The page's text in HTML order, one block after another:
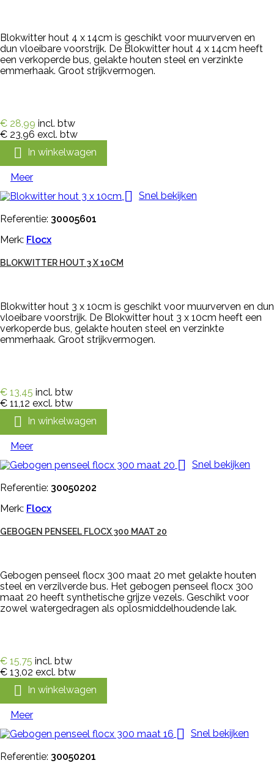
Blokwitter hout 4 x 14cm is geschikt voor muurverven en
dun vloeibare voorstrijk. De Blokwitter hout 4 x 14cm heeft
een verkoperde bus, gelakte houten steel en verzinkte
emmerhaak. Groot strijkvermogen.
€ 28,99 incl. btw
€ 23,96 excl. btw
 In winkelwagen
Meer
 Snel bekijken
Referentie: 30005601
Merk: Flocx
BLOKWITTER HOUT 3 X 10CM
Blokwitter hout 3 x 10cm is geschikt voor muurverven en dun
vloeibare voorstrijk. De Blokwitter hout 3 x 10cm heeft een
verkoperde bus, gelakte houten steel en verzinkte
emmerhaak. Groot strijkvermogen.
€ 13,45 incl. btw
€ 11,12 excl. btw
 In winkelwagen
Meer
 Snel bekijken
Referentie: 30050202
Merk: Flocx
GEBOGEN PENSEEL FLOCX 300 MAAT 20
Gebogen penseel flocx 300 maat 20 met gelakte houten
steel en verzilverde bus. Het gebogen penseel flocx 300
maat 20 heeft synthetische grijze vezels. Geschikt voor
zowel watergedragen als oplosmiddelhoudende lak.
€ 15,75 incl. btw
€ 13,02 excl. btw
 In winkelwagen
Meer
 Snel bekijken
Referentie: 30050201